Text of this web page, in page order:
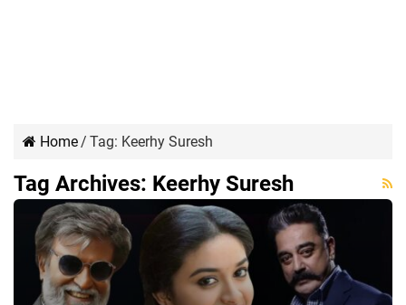
Home/ Tag: Keerhy Suresh
Tag Archives: Keerhy Suresh